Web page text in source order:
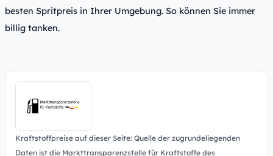
besten Spritpreis in Ihrer Umgebung. So können Sie immer
billig tanken.
Kraftstoffpreise auf dieser Seite: Quelle der zugrundeliegenden
Daten ist die Markttransparenzstelle für Kraftstoffe des